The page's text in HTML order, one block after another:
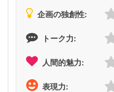
企画の独創性:
トーク力:
人間的魅力:
表現力: